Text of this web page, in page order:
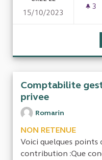
15/10/2023
3
Comptabilite
privee
Romarin
NON RETENUE
Voici quelques points
contribution :Que